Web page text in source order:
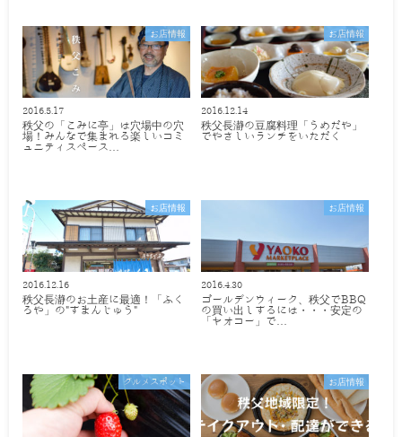
お店情報
2016.5.17
秩父の「こみに亭」は穴場中の穴
場！みんなで集まれる楽しいコミ
ュニティスペース…
お店情報
2016.12.14
秩父長瀞の豆腐料理「うめだや」
でやさしいランチをいただく
お店情報
2016.12.16
秩父長瀞のお土産に最適！「ふく
ろや」の"すまんじゅう"
お店情報
2016.4.30
ゴールデンウィーク、秩父でBBQ
の買い出しするには・・・安定の
「ヤオコー」で…
グルメスポット お店情報